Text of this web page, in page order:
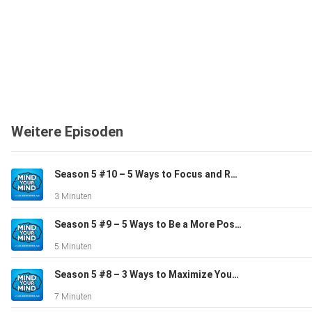
Weitere Episoden
Season 5 #10 – 5 Ways to Focus and Remove Stress
3 Minuten
Season 5 #9 – 5 Ways to Be a More Positive Person
5 Minuten
Season 5 #8 – 3 Ways to Maximize Your Mental Health Therapy
7 Minuten